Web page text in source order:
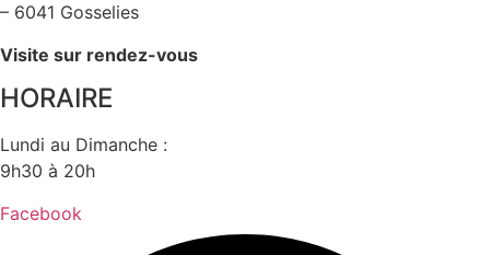
– 6041 Gosselies
Visite sur rendez-vous
HORAIRE
Lundi au Dimanche :
9h30 à 20h
Facebook